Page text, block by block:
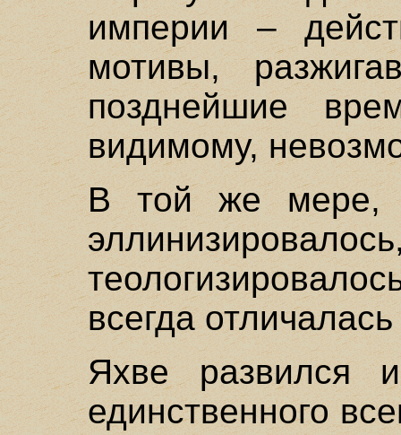
империи –
мотивы,
позднейшие
видимому,
В той же мере,
всегда
Яхве развился
единственного